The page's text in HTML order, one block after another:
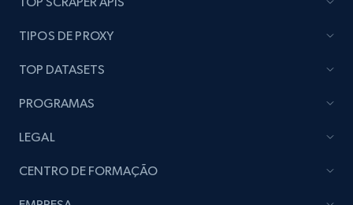
brand URL
URL, Title, Rating, Reviews, Initial price, Final
Lowes.com
TIPOS DE PROXY
TOP DATASETS
PROGRAMAS
LEGAL
CENTRO DE FORMAÇÃO